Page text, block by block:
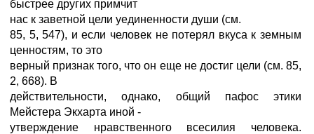
быстрее других примчит
нас к заветной цели уединенности души (см.
85, 5, 547), и если человек не потерял вкуса к земным
ценностям, то это
верный признак того, что он еще не достиг цели (см. 85,
2, 668). В
действительности, однако, общий пафос этики
Мейстера Экхарта иной -
утверждение нравственного всесилия человека.